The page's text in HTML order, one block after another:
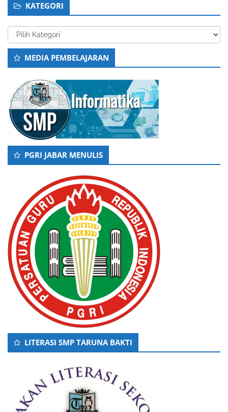
KATEGORI
Kategori
MEDIA PEMBELAJARAN
PGRI JABAR MENULIS
LITERASI SMP TARUNA BAKTI